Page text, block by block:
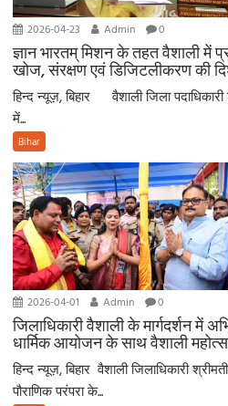
2026-04-23 Admin 0
ज्ञान भारतम् मिशन के तहत वैशाली में
खोज, संरक्षण एवं डिजिटलीकरण की
हिन्द न्यूज़, बिहार वैशाली जिला
में...
Bihar
2026-04-01 Admin 0
जिलाधिकारी वैशाली के मार्गदर्शन में
धार्मिक आयोजन के साथ वैशाली
हिन्द न्यूज़, बिहार वैशाली जिलाधिकारी श्रीमती
पौराणिक परंपरा के...